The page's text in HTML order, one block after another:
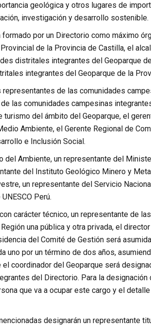
geológica y otros lugares de
investigación y desarrollo sostenible.
por un Directorio como máximo
de la Provincia de Castilla, el
distritales integrantes del Geoparque
integrantes del Geoparque de la
de las comunidades
las comunidades campesinas
del ámbito del Geoparque, el
Ambiente, el Gerente Regional de
e Inclusión Social.
Ambiente, un representante del
del Instituto Geológico Minero y
un representante del Servicio
Perú.
carácter técnico, un representante de las
una pública y otra privada, el
del Comité de Gestión será
uno por un término de dos años,
coordinador del Geoparque será
del Directorio. Para la designación
que va a ocupar este cargo y el
designarán un representante